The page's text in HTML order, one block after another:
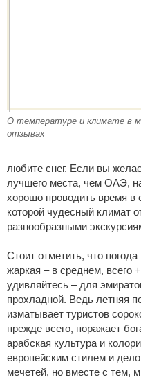
О температуре и климате в
отзывах
любите снег. Если вы
лучшего места, чем ОАЭ,
хорошо проводить время в
которой чудесный климат
разнообразными
Стоит отметить, что
жаркая – в среднем, всего
удивляйтесь – для
прохладной. Ведь летняя
изматывает туристов
прежде всего, поражает
арабская культура и
европейским стилем и
мечетей, но вместе с тем,